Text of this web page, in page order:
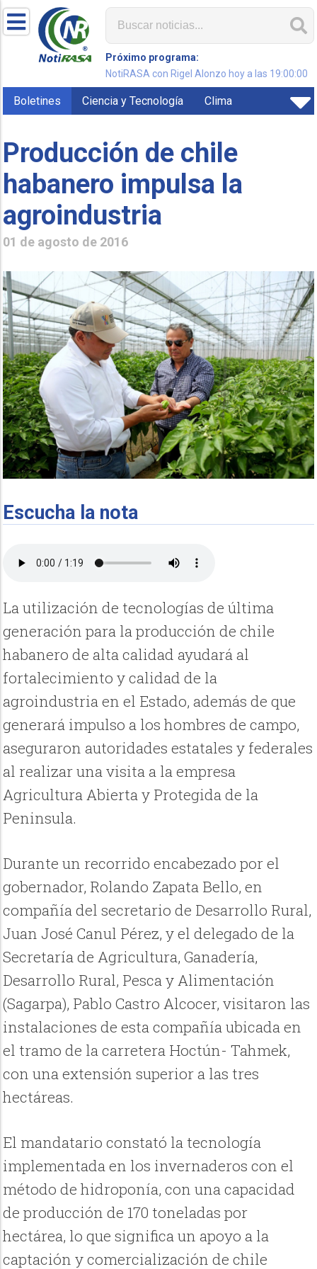
Próximo programa:
NotiRASA con Rigel Alonzo hoy a las 19:00:00
Boletines Ciencia y Tecnología Clima
Producción de chile
habanero impulsa la
agroindustria
01 de agosto de 2016
Escucha la nota
La utilización de tecnologías de última
generación para la producción de chile
habanero de alta calidad ayudará al
fortalecimiento y calidad de la
agroindustria en el Estado, además de que
generará impulso a los hombres de campo,
aseguraron autoridades estatales y federales
al realizar una visita a la empresa
Agricultura Abierta y Protegida de la
Peninsula.
Durante un recorrido encabezado por el
gobernador, Rolando Zapata Bello, en
compañía del secretario de Desarrollo Rural,
Juan José Canul Pérez, y el delegado de la
Secretaría de Agricultura, Ganadería,
Desarrollo Rural, Pesca y Alimentación
(Sagarpa), Pablo Castro Alcocer, visitaron las
instalaciones de esta compañía ubicada en
el tramo de la carretera Hoctún- Tahmek,
con una extensión superior a las tres
hectáreas.
El mandatario constató la tecnología
implementada en los invernaderos con el
método de hidroponía, con una capacidad
de producción de 170 toneladas por
hectárea, lo que significa un apoyo a la
captación y comercialización de chile